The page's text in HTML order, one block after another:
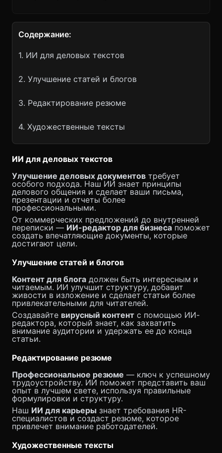
Содержание:
1. ИИ для деловых текстов
2. Улучшение статей и блогов
3. Редактирование резюме
4. Художественные тексты
ИИ для деловых текстов
Улучшение деловых документов требует
особого подхода. Наш ИИ знает принципы
делового общения и сделает ваши письма,
презентации и отчеты более
профессиональными.
От коммерческих предложений до внутренней
переписки — ИИ-редактор для бизнесапоможет
создать впечатляющие документы, которые
достигают цели.
Улучшение статей и блогов
Контент для блога должен быть интересным и
читаемым. ИИ улучшит структуру, добавит
живости в изложение и сделает статьи более
привлекательными для читателей.
Создавайте вирусный контент с помощью ИИ-
редактора, который знает, как захватить
внимание аудитории и удержать ее до конца
статьи.
Редактирование резюме
Профессиональное резюме — ключ к успешному
трудоустройству. ИИ поможет представить ваш
опыт в лучшем свете, используя правильные
формулировки и структуру.
Наш ИИ для карьеры знает требования HR-
специалистов и создаст резюме, которое
привлечет внимание работодателей.
Художественные тексты